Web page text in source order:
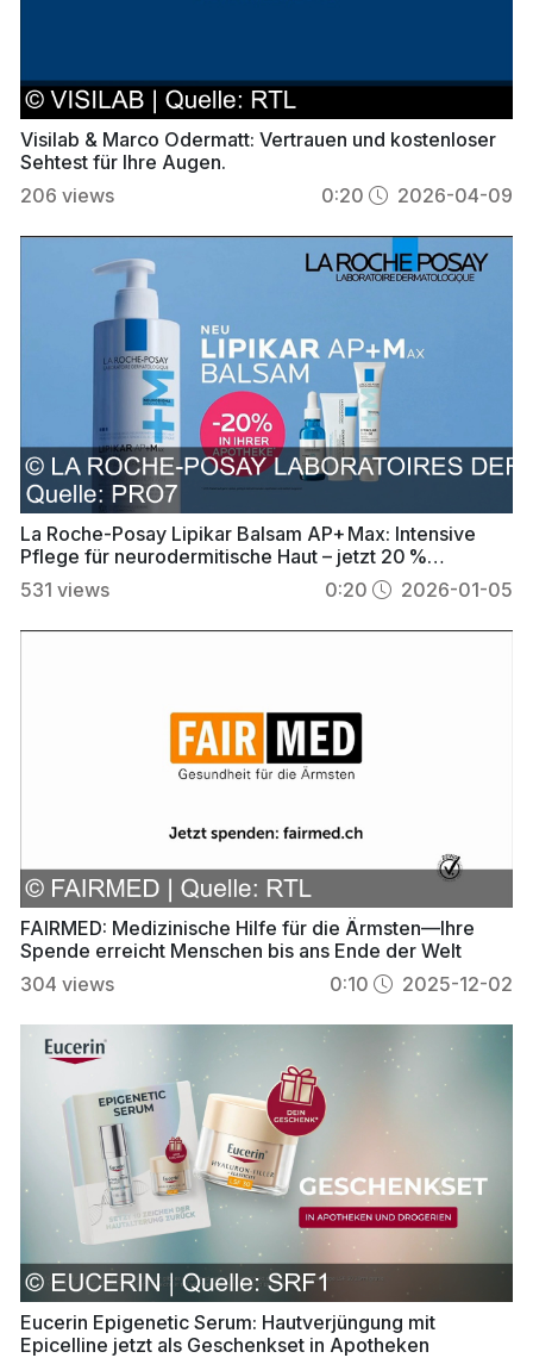
Visilab & Marco Odermatt: Vertrauen und kostenloser
Sehtest für Ihre Augen.
206 views 0:20 2026-04-09
La Roche-Posay Lipikar Balsam AP+ Max: Intensive
Pflege für neurodermitische Haut – jetzt 20 %
günstiger
531 views 0:20 2026-01-05
FAIRMED: Medizinische Hilfe für die Ärmsten—Ihre
Spende erreicht Menschen bis ans Ende der Welt
304 views 0:10 2025-12-02
Eucerin Epigenetic Serum: Hautverjüngung mit
Epicelline jetzt als Geschenkset in Apotheken